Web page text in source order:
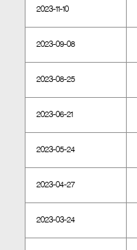
2023-11-10
2023-09-08
2023-08-25
2023-06-21
2023-05-24
2023-04-27
2023-03-24